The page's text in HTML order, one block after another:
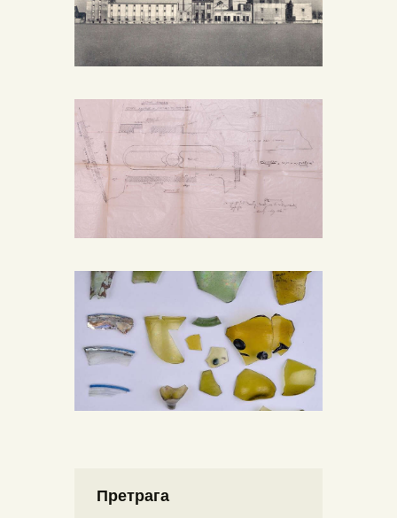
Претрага